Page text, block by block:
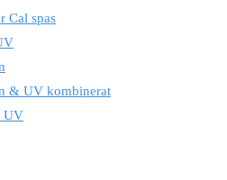
Cal spas
& UV kombinerat
UV